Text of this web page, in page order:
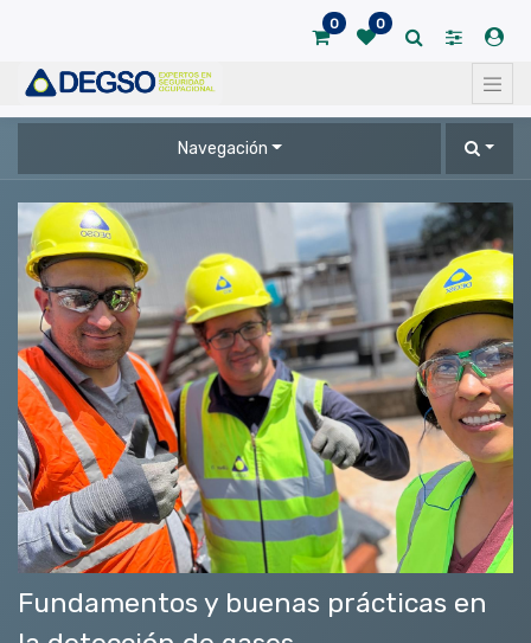
0 0
Navegación
Fundamentos y buenas prácticas en